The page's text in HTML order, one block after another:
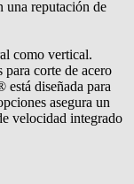
una reputación de
como vertical.
corte de acero
está diseñada para
asegura un
velocidad integrado